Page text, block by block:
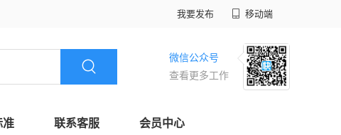
我要发布 移动端
微信公众号
查看更多工作
准 联系客服 会员中心